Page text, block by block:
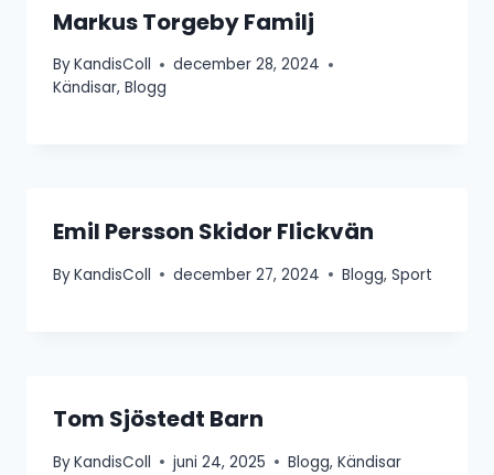
Markus Torgeby Familj
ByKandisColl
december 28, 2024
Kändisar, Blogg
Emil Persson Skidor Flickvän
ByKandisColl december 27, 2024 Blogg,Sport
Tom Sjöstedt Barn
ByKandisColl juni 24, 2025 Blogg,Kändisar